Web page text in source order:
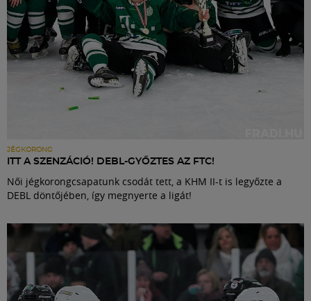
JÉGKORONG
ITT A SZENZÁCIÓ! DEBL-GYŐZTES AZ FTC!
Női jégkorongcsapatunk csodát tett, a KHM II-t is legyőzte a
DEBL döntőjében, így megnyerte a ligát!
Meccscenter
Klub
Szolgáltatások
Közösség
Múzeum
English